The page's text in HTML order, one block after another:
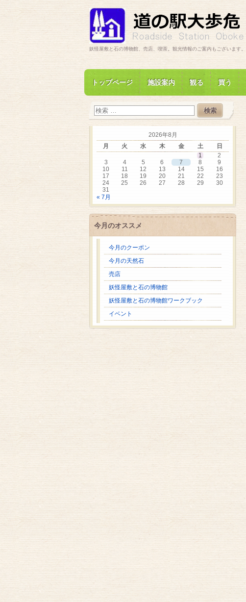
妖怪屋敷と石の博物館、売店、喫茶。観光情報のご案内もございます。
トップページ 施設案内 観る 買う
2026年8月
月
火 水 木 金 土
日
1
2
3
4 5 6 7 8
9
10
11 12 13 14 15
16
17
18 19 20 21 22
23
24
25 26 27 28 29
30
31
« 7月
今月のオススメ
今月のクーポン
今月の天然石
売店
妖怪屋敷と石の博物館
妖怪屋敷と石の博物館ワークブック
イベント